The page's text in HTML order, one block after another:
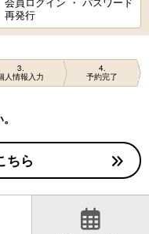
再発行
3
人情報入力
4
予約完了
ちら